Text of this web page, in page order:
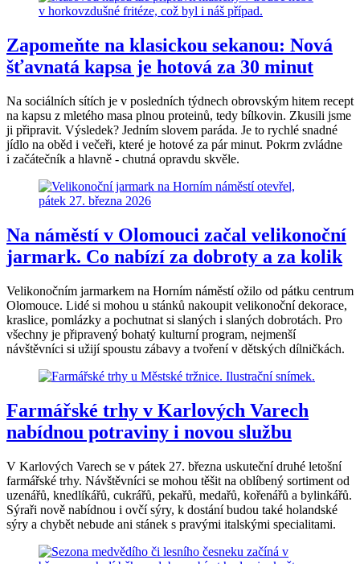
Zapomeňte na klasickou sekanou: Nová
šťavnatá kapsa je hotová za 30 minut
Na sociálních sítích je v posledních týdnech obrovským hitem recept
na kapsu z mletého masa plnou proteinů, tedy bílkovin. Zkusili jsme
ji připravit. Výsledek? Jedním slovem paráda. Je to rychlé snadné
jídlo na oběd i večeři, které je hotové za pár minut. Pokrm zvládne
i začátečník a hlavně - chutná opravdu skvěle.
Na náměstí v Olomouci začal velikonoční
jarmark. Co nabízí za dobroty a za kolik
Velikonočním jarmarkem na Horním náměstí ožilo od pátku centrum
Olomouce. Lidé si mohou u stánků nakoupit velikonoční dekorace,
kraslice, pomlázky a pochutnat si slaných i slaných dobrotách. Pro
všechny je připravený bohatý kulturní program, nejmenší
návštěvníci si užijí spoustu zábavy a tvoření v dětských dílničkách.
Farmářské trhy v Karlových Varech
nabídnou potraviny i novou službu
V Karlových Varech se v pátek 27. března uskuteční druhé letošní
farmářské trhy. Návštěvníci se mohou těšit na oblíbený sortiment od
uzenářů, knedlíkářů, cukrářů, pekařů, medařů, kořenářů a bylinkářů.
Sýraři nově nabídnou i ovčí sýry, k dostání budou také holandské
sýry a chybět nebude ani stánek s pravými italskými specialitami.